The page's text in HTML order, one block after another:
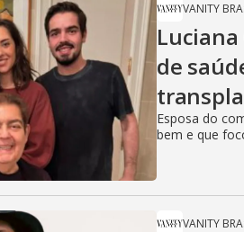
VANITY
de
Esposa do
bem e que
VANITY